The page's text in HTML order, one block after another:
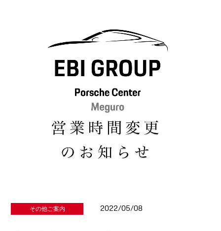
その他ご案内 2022/05/08